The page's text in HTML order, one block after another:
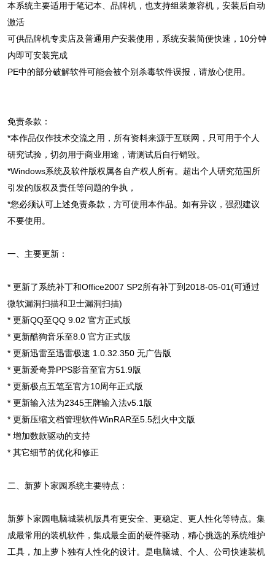
本系统主要适用于笔记本、品牌机，也支持组装兼容机，安装后自动
激活
可供品牌机专卖店及普通用户安装使用，系统安装简便快速，10分钟
内即可安装完成
PE中的部分破解软件可能会被个别杀毒软件误报，请放心使用。
免责条款：
*本作品仅作技术交流之用，所有资料来源于互联网，只可用于个人
研究试验，切勿用于商业用途，请测试后自行销毁。
*Windows系统及软件版权属各自产权人所有。超出个人研究范围所
引发的版权及责任等问题的争执，
*您必须认可上述免责条款，方可使用本作品。如有异议，强烈建议
不要使用。
一、主要更新：
* 更新了系统补丁和Office2007 SP2所有补丁到2018-05-01(可通过
微软漏洞扫描和卫士漏洞扫描)
* 更新QQ至QQ 9.02 官方正式版
* 更新酷狗音乐至8.0 官方正式版
* 更新迅雷至迅雷极速 1.0.32.350 无广告版
* 更新爱奇异PPS影音至官方51.9版
* 更新极点五笔至官方10周年正式版
* 更新输入法为2345王牌输入法v5.1版
* 更新压缩文档管理软件WinRAR至5.5烈火中文版
* 增加数款驱动的支持
* 其它细节的优化和修正
二、新萝卜家园系统主要特点：
新萝卜家园电脑城装机版具有更安全、更稳定、更人性化等特点。集
成最常用的装机软件，集成最全面的硬件驱动，精心挑选的系统维护
工具，加上萝卜独有人性化的设计。是电脑城、个人、公司快速装机